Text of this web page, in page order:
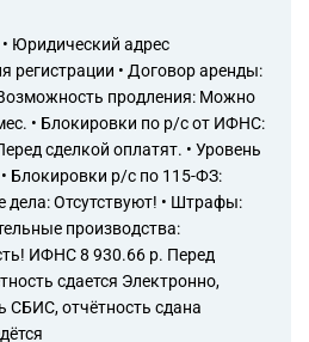
Юридический адрес
регистрации • Договор аренды:
продления: Можно
• Блокировки по р/с от ИФНС:
сделкой оплатят. • Уровень
р/с по 115-ФЗ:
дела: Отсутствуют! • Штрафы:
производства:
ИФНС 8 930.66 р. Перед
сдается Электронно,
СБИС, отчётность сдана